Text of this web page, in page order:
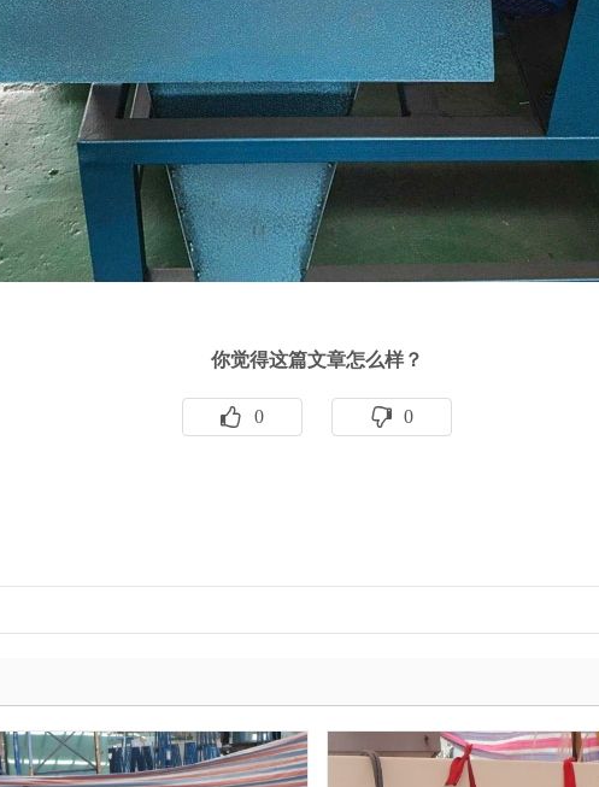
你觉得这篇文章怎么样？
0 0